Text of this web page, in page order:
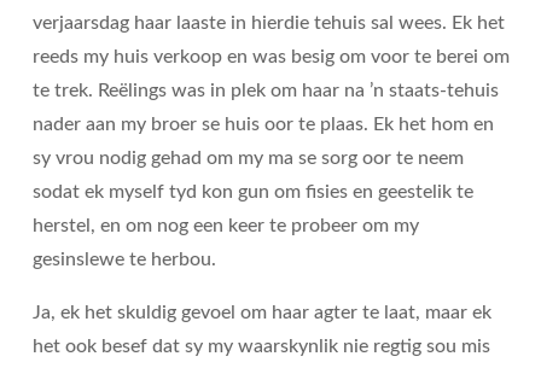
verjaarsdag haar laaste in hierdie tehuis sal wees. Ek het
reeds my huis verkoop en was besig om voor te berei om
te trek. Reëlings was in plek om haar na ’n staats-tehuis
nader aan my broer se huis oor te plaas. Ek het hom en
sy vrou nodig gehad om my ma se sorg oor te neem
sodat ek myself tyd kon gun om fisies en geestelik te
herstel, en om nog een keer te probeer om my
gesinslewe te herbou.
Ja, ek het skuldig gevoel om haar agter te laat, maar ek
het ook besef dat sy my waarskynlik nie regtig sou mis